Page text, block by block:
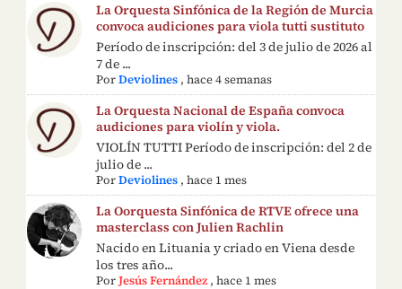
La Orquesta Sinfónica de la Región de Murcia
convoca audiciones para viola tutti sustituto
Período de inscripción: del 3 de julio de 2026 al
7 de ...
PorDeviolines ,hace 4 semanas
La Orquesta Nacional de España convoca
audiciones para violín y viola.
VIOLÍN TUTTI Período de inscripción: del 2 de
julio de ...
PorDeviolines ,hace 1 mes
La Oorquesta Sinfónica de RTVE ofrece una
masterclass con Julien Rachlin
Nacido en Lituania y criado en Viena desde
los tres año...
PorJesús Fernández ,hace 1 mes